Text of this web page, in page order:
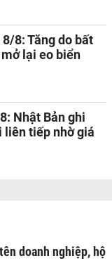
8: Tăng do bất
lại eo biển
Nhật Bản ghi
liên tiếp nhờ giá
doanh nghiệp, hộ